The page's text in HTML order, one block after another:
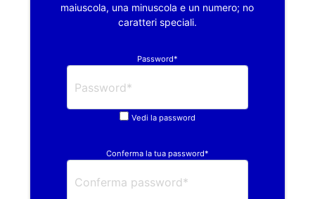
maiuscola, una minuscola e un numero; no
caratteri speciali.
Password*
Vedi la password
Conferma la tua password*